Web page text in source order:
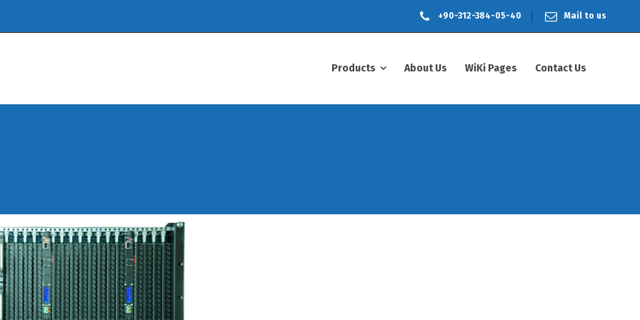
+90-312-384-05-40 Mail to us
Products About Us WiKi Pages Contact Us